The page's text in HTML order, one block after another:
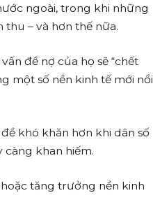
ngoài, trong khi những
– và hơn thế nữa.
đề nợ của họ sẽ “chết
một số nền kinh tế mới nổi
khó khăn hơn khi dân số
khan hiếm.
tăng trưởng nền kinh